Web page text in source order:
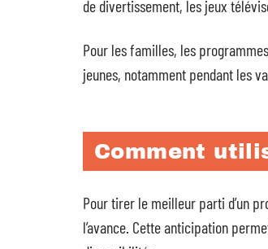
de divertissement, les jeux
Pour les familles, les
jeunes, notamment pendant les
Comment
Pour tirer le meilleur parti d’un
l’avance. Cette anticipation